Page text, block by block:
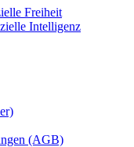
Freiheit
Intelligenz
(AGB)